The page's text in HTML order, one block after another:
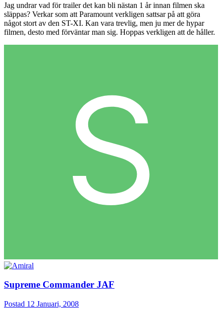
Jag undrar vad för trailer det kan bli nästan 1 år innan filmen ska
släppas? Verkar som att Paramount verkligen sattsar på att göra
något stort av den ST-XI. Kan vara trevlig, men ju mer de hypar
filmen, desto med förväntar man sig. Hoppas verkligen att de håller.
Supreme Commander JAF
Postad 12 Januari, 2008